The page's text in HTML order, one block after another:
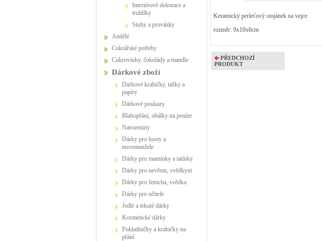
interiérové dekorace a
truhlíky
stuhy a provázky
Andělé
Cukrářské potřeby
Cukrovinky, čokolády a mandle
Dárkové zboží
Dárkové krabičky, tašky a
papíry
Dárkové poukazy
Blahopřání, obálky na peníze
Narozeniny
Dárky pro hosty a
novomanžele
Dárky pro maminky a tatínky
Dárky pro nevěstu, svědkyni
Dárky pro ženicha, svědka
Dárky pro učitele
Jedlé a tekuté dárky
Kosmetické dárky
Pokladničky a krabičky na
přání
Keramický perleťový stojánek na vejce.
rozměr: 9x10x6cm
PŘEDCHOZÍ
PRODUKT